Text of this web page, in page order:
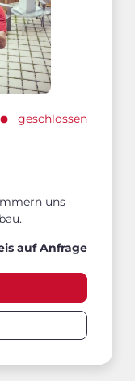
geschlossen
uns
auf Anfrage